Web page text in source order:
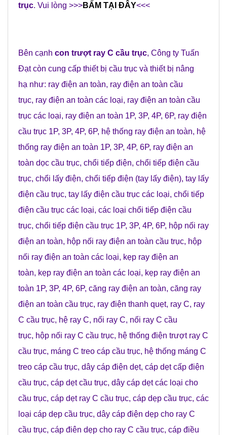
trục. Vui lòng >>>BẤM TẠI ĐÂY<<<
Bên cạnh con trượt ray C cầu trục, Công ty Tuấn
Đạtcòn cung cấp thiết bị cầu trục và thiết bị nâng
hạ như: ray điện an toàn, ray điện an toàn cầu
trục, ray điện an toàn các loại, ray điện an toàn cầu
trục các loại, ray điện an toàn 1P, 3P, 4P, 6P, ray điện
cầu trục 1P, 3P, 4P, 6P, hệ thống ray điện an toàn, hệ
thống ray điện an toàn 1P, 3P, 4P, 6P, ray điện an
toàn dọc cầu trục, chổi tiếp điện, chổi tiếp điện cầu
trục, chổi lấy điện, chổi tiếp điện (tay lấy điện), tay lấy
điện cầu trục, tay lấy điện cầu trục các loại, chổi tiếp
điện cầu trục các loại, các loại chổi tiếp điện cầu
trục, chổi tiếp điện cầu trục 1P, 3P, 4P, 6P, hộp nối ray
điện an toàn, hộp nối ray điện an toàn cầu trục, hộp
nối ray điện an toàn các loại, kẹp ray điện an
toàn, kẹp ray điện an toàn các loại, kẹp ray điện an
toàn 1P, 3P, 4P, 6P, căng ray điện an toàn, căng ray
điện an toàn cầu trục, ray điện thanh quẹt, ray C, ray
C cầu trục, hệ ray C, nối ray C, nối ray C cầu
trục, hộp nối ray C cầu trục, hệ thống điện trượt ray C
cầu trục, máng C treo cáp cầu trục, hệ thống máng C
treo cáp cầu trục, dây cáp điện dẹt, cáp dẹt cấp điện
cầu trục, cáp dẹt cầu trục, dây cáp dẹt các loại cho
cầu trục, cáp dẹt ray C cầu trục, cáp dẹp cầu trục, các
loại cáp dẹp cầu trục, dây cáp điện dẹp cho ray C
cầu trục, cáp điên dẹp cho ray C cầu trục, cáp điều